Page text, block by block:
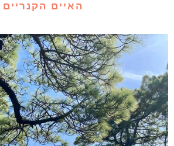
האיים הקנריים